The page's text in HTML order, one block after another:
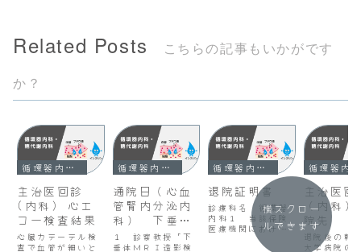
Related Posts
こちらの記事もいかがです
か？
循環器内科・糖代謝内科
主治医回診
(内科) 心エ
コー検査結果
心臓カテーテル検
査で血管が細いと
循環器内科・糖代謝内科
通院日（心血
管腎内分泌内
科） 下垂体
ＭＲＩ造影検
査の結果
１ 診察教授「下
垂体ＭＲＩ造影検
循環器内科・糖代謝内科
退院証明書
診療科名 循環器
内科１ 当該保険
医療機関における
入院年月日及び退
院年月日 入院
主治医回
（内科
院先
退院後の転
大学病院の
横スクロー
ルできます